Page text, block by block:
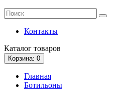
Контакты
Каталог товаров
Корзина: 0
Главная
Ботильоны